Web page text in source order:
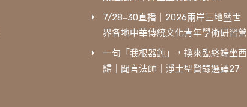
7/28‒30直播｜2026兩岸三地暨世
界各地中華傳統文化青年學術研習營
一句「我根器鈍」，換來臨終端坐西
歸｜聞言法師｜淨土聖賢錄選譯27